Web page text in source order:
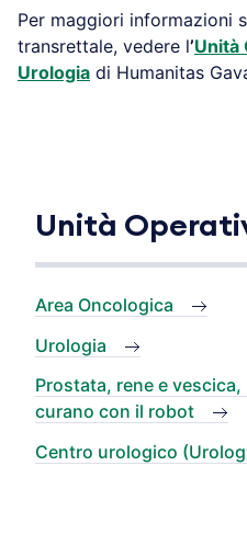
Per maggiori informazioni
transrettale, vedere l’Unità
Urologia di Humanitas
Unità
Area Oncologica
Urologia
Prostata, rene e
curano con il robot
Centro urologico